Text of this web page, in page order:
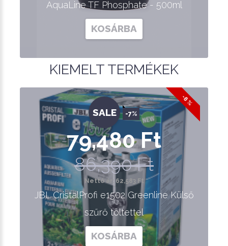
AquaLine TF Phosphate - 500ml
KOSÁRBA
KIEMELT TERMÉKEK
-8 %
SALE -7%
79,480 Ft
86,390 Ft
Nettó ár: 62,583 Ft
JBL CristalProfi e1502 Greenline Külső
szűrő töltettel
KOSÁRBA